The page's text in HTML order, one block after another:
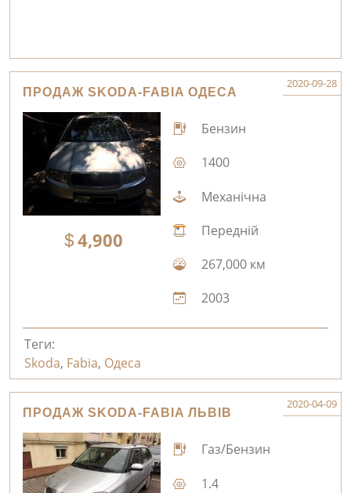
ПРОДАЖ SKODA-FABIA ОДЕСА
2020-09-28
4,900
Бензин
1400
Механічна
Передній
267,000 км
2003
Теги:
Skoda, Fabia, Одеса
ПРОДАЖ SKODA-FABIA ЛЬВІВ
2020-04-09
Газ/Бензин
1.4